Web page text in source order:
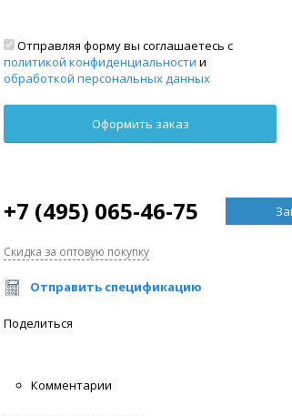
Отправляя форму вы соглашаетесь с
политикой конфиденциальности и
обработкой персональных данных
+7 (495) 065-46-75
Скидка за оптовую покупку
Отправить спецификацию
Поделиться
Комментарии